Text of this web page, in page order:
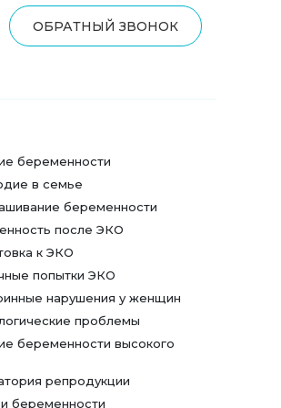
ОБРАТНЫЙ ЗВОНОК
беременности
в семье
беременности
после ЭКО
к ЭКО
попытки ЭКО
нарушения у женщин
проблемы
беременности высокого
репродукции
беременности